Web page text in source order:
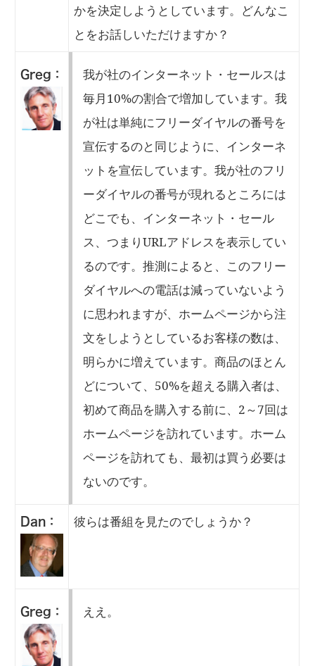
かを決定しようとしています。どんなこ
とをお話しいただけますか？
Greg：
我が社のインターネット・セールスは
毎月10%の割合で増加しています。我
が社は単純にフリーダイヤルの番号を
宣伝するのと同じように、インターネ
ットを宣伝しています。我が社のフリ
ーダイヤルの番号が現れるところには
どこでも、インターネット・セール
ス、つまりURLアドレスを表示してい
るのです。推測によると、このフリー
ダイヤルへの電話は減っていないよう
に思われますが、ホームページから注
文をしようとしているお客様の数は、
明らかに増えています。商品のほとん
どについて、50%を超える購入者は、
初めて商品を購入する前に、2～7回は
ホームページを訪れています。ホーム
ページを訪れても、最初は買う必要は
ないのです。
Dan： 彼らは番組を見たのでしょうか？
Greg： ええ。